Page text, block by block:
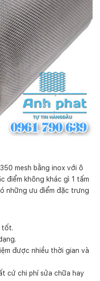
mesh bằng inox với ô
điểm không khác gì 1 tấm
những ưu điểm đặc trưng
tốt.
được nhiều thời gian và
cứ chi phí sửa chữa hay